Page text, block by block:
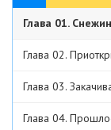
чувствует
Глава 01.
ответст
Глава 02.
Глава 03.
Глава 04.